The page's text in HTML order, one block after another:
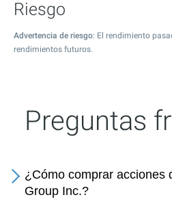
Riesgo
Advertencia de riesgo: El rendimiento
rendimientos futuros.
Preguntas
¿Cómo comprar acciones
Group Inc.?